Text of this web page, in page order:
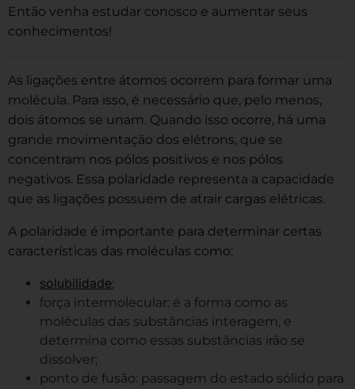
Então venha estudar conosco e aumentar seus
conhecimentos!
As ligações entre átomos ocorrem para formar uma
molécula. Para isso, é necessário que, pelo menos,
dois átomos se unam. Quando isso ocorre, há uma
grande movimentação dos elétrons, que se
concentram nos pólos positivos e nos pólos
negativos. Essa polaridade representa a capacidade
que as ligações possuem de atrair cargas elétricas.
A polaridade é importante para determinar certas
características das moléculas como:
solubilidade;
força intermolecular: é a forma como as
moléculas das substâncias interagem, e
determina como essas substâncias irão se
dissolver;
ponto de fusão: passagem do estado sólido para